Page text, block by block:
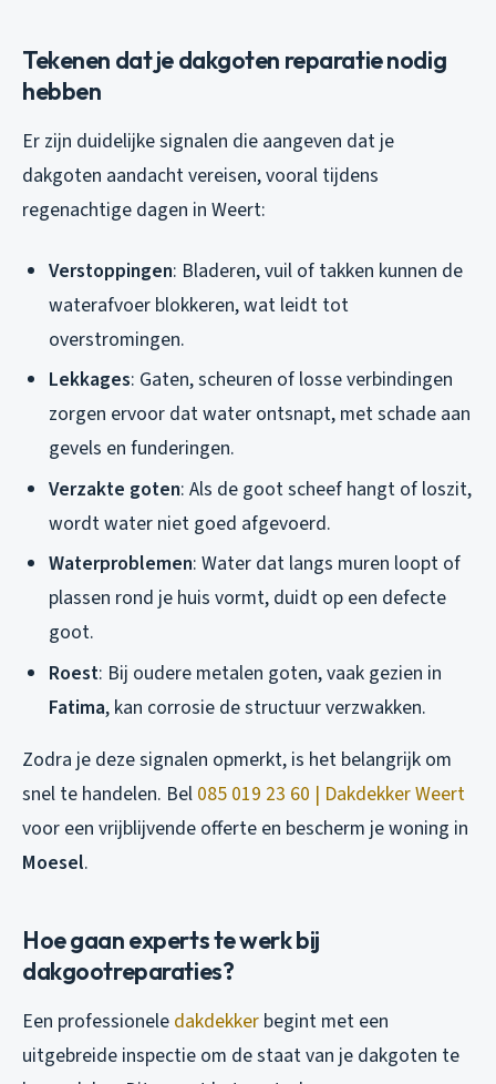
Tekenen dat je dakgoten reparatie nodig
hebben
Er zijn duidelijke signalen die aangeven dat je
dakgoten aandacht vereisen, vooral tijdens
regenachtige dagen in Weert:
Verstoppingen: Bladeren, vuil of takken kunnen de
waterafvoer blokkeren, wat leidt tot
overstromingen.
Lekkages: Gaten, scheuren of losse verbindingen
zorgen ervoor dat water ontsnapt, met schade aan
gevels en funderingen.
Verzakte goten: Als de goot scheef hangt of loszit,
wordt water niet goed afgevoerd.
Waterproblemen: Water dat langs muren loopt of
plassen rond je huis vormt, duidt op een defecte
goot.
Roest: Bij oudere metalen goten, vaak gezien in
Fatima, kan corrosie de structuur verzwakken.
Zodra je deze signalen opmerkt, is het belangrijk om
snel te handelen. Bel 085 019 23 60 | Dakdekker Weert
voor een vrijblijvende offerte en bescherm je woning in
Moesel.
Hoe gaan experts te werk bij
dakgootreparaties?
Een professionele dakdekker begint met een
uitgebreide inspectie om de staat van je dakgoten te